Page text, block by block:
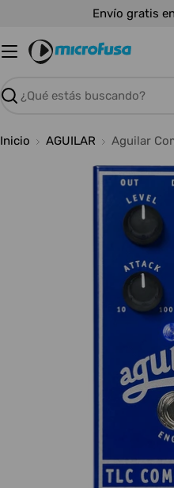
contenido
Envío gratis
Buscar
Inicio AGUILAR Aguilar